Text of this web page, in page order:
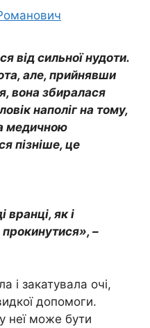
від сильної нудоти.
але, прийнявши
вона збиралася
наполіг на тому,
медичною
пізніше, це
вранці, як і
–
і закатувала очі,
допомоги.
неї може бути